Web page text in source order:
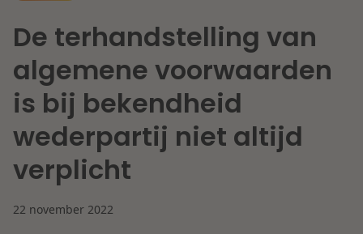
Fiscaal
Arbeid & Pensioen
IT & Privacy
IE & Innovatie
Dichtbij een toekomstbestendige zorg
Artikelen
Klantcases
Events
Specialisten
Over ons
Werken bij
De terhandstelling van
algemene voorwaarden
is bij bekendheid
wederpartij niet altijd
verplicht
22 november 2022